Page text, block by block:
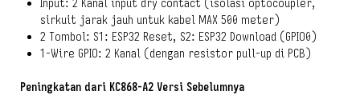
Input: 2 Kanal input dry contact (isolasi optocoupler,
sirkuit jarak jauh untuk kabel MAX 500 meter)
2 Tombol: S1: ESP32 Reset, S2: ESP32 Download (GPIO0)
1-Wire GPIO: 2 Kanal (dengan resistor pull-up di PCB)
Peningkatan dari KC868-A2 Versi Sebelumnya